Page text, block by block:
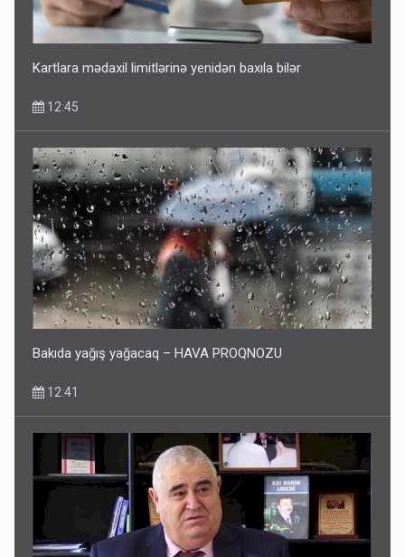
Kartlara mədaxil limitlərinə yenidən baxıla bilər
12:45
Bakıda yağış yağacaq – HAVA PROQNOZU
12:41